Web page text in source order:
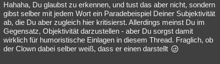
Hahaha, Du glaubst zu erkennen, und tust das aber nicht, sondern
gibst selber mit jedem Wort ein Paradebeispiel Deiner Subjektivität
ab, die Du aber zugleich hier kritisierst. Allerdings meinst Du im
Gegensatz, Objektivität darzustellen - aber Du sorgst damit
wirklich für humoristische Einlagen in diesem Thread. Fraglich, ob
der Clown dabei selber weiß, dass er einen darstellt